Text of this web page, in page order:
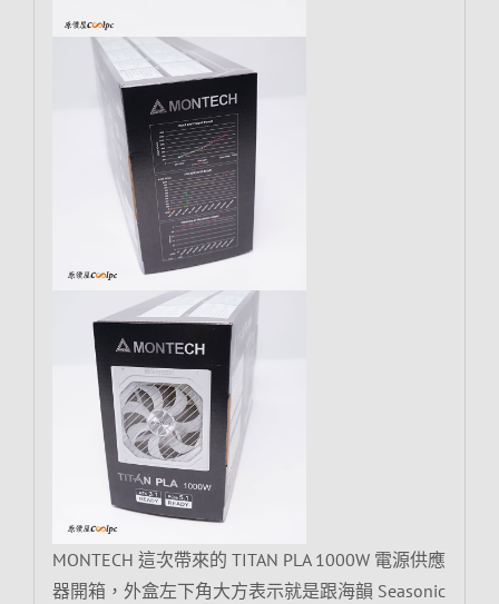
MONTECH 這次帶來的 TITAN PLA 1000W 電源供應
器開箱，外盒左下角大方表示就是跟海韻 Seasonic